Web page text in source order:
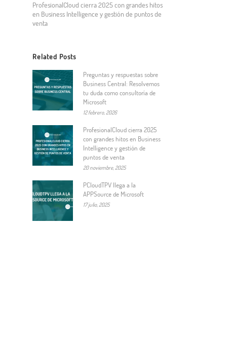
ProfesionalCloud cierra 2025 con grandes hitos
en Business Intelligence y gestión de puntos de
venta
Related Posts
Preguntas y respuestas sobre
Business Central: Resolvemos
tu duda como consultoría de
Microsoft
12 febrero, 2026
ProfesionalCloud cierra 2025
con grandes hitos en Business
Intelligence y gestión de
puntos de venta
20 noviembre, 2025
PCloudTPV llega a la
APPSource de Microsoft
17 julio, 2025